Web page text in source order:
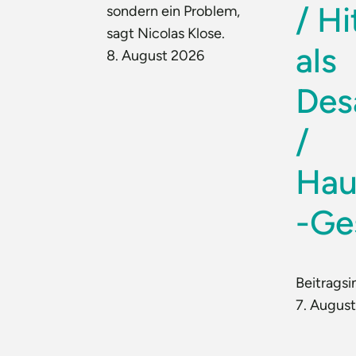
sondern ein Problem,
sagt Nicolas Klose.
8. August 2026
/
als
/
-
7.